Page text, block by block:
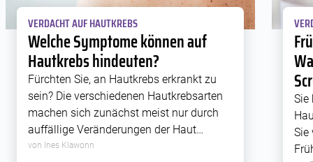
VERDACHT AUF HAUTKREBS
Welche Symptome können auf
Hautkrebs hindeuten?
Fürchten Sie, an Hautkrebs erkrankt zu
sein? Die verschiedenen Hautkrebsarten
machen sich zunächst meist nur durch
auffällige Veränderungen der Haut
bemerkbar. Körperliche Beschwerden
von Ines Klawonn
Sie
Sie